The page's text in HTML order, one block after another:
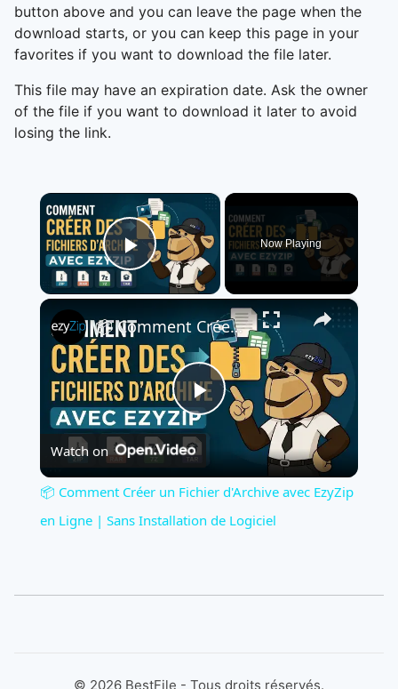
button above and you can leave the page when the
download starts, or you can keep this page in your
favorites if you want to download the file later.
This file may have an expiration date. Ask the owner
of the file if you want to download it later to avoid
losing the link.
×
Play Video
Now Playing
×
Play
Video
📦 Comment Créer un Fichier d'Archive avec EzyZip en Ligne | Sans Installation de Logiciel
Watch on
📦 Comment Créer un Fichier d'Archive avec EzyZip
en Ligne | Sans Installation de Logiciel
© 2026 BestFile - Tous droits réservés.